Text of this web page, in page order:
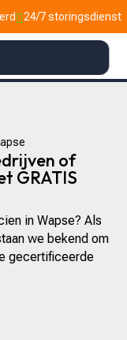
storingsdienst
of
GRATIS
in Wapse? Als
we bekend om
gecertificeerde